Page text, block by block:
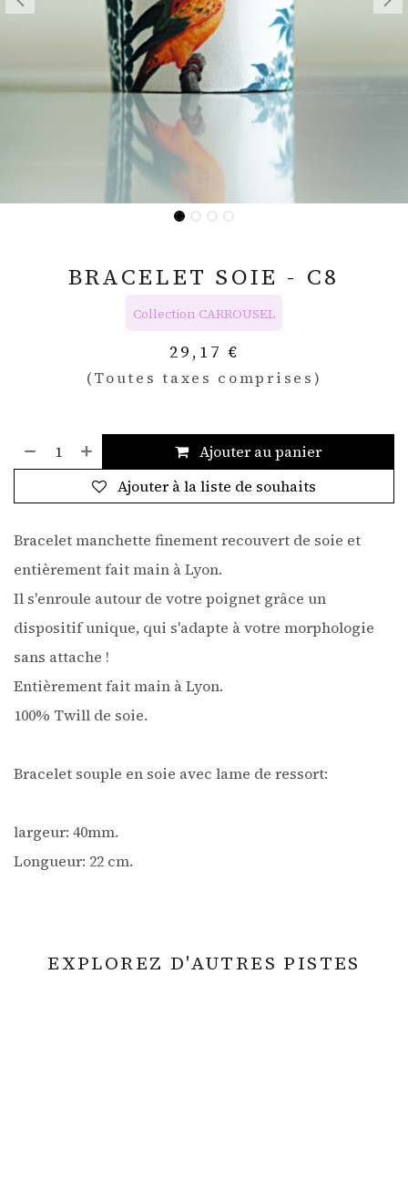
BRACELET SOIE - C8
Collection CARROUSEL
29,17 €
(Toutes taxes comprises)
Ajouter au panier
Ajouter à la liste de souhaits
Bracelet manchette finement recouvert de soie et
entièrement fait main à Lyon.
Il s'enroule autour de votre poignet grâce un
dispositif unique, qui s'adapte à votre morphologie
sans attache !
Entièrement fait main à Lyon.
100% Twill de soie.
Bracelet souple en soie avec lame de ressort:
largeur: 40mm.
Longueur: 22 cm.
EXPLOREZ D'AUTRES PISTES